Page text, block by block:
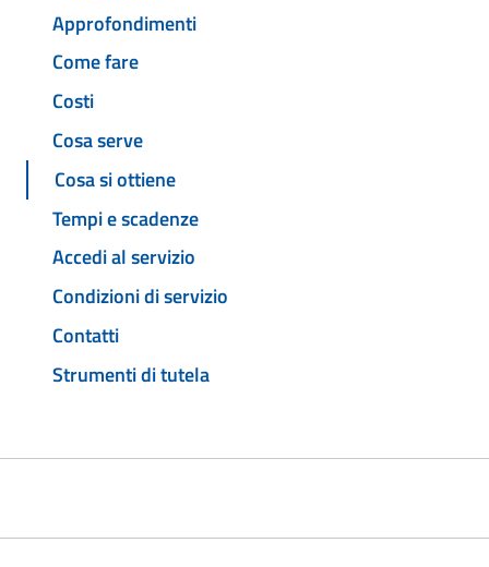
Approfondimenti
Come fare
Costi
Cosa serve
Cosa si ottiene
Tempi e scadenze
Accedi al servizio
Condizioni di servizio
Contatti
Strumenti di tutela